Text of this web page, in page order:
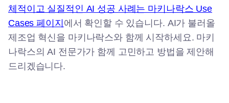
체적이고 실질적인 AI 성공 사례는 마키나락스 Use
Cases 페이지 에서 확인할 수 있습니다. AI가 불러올
제조업 혁신을 마키나락스와 함께 시작하세요. 마키
나락스의 AI 전문가가 함께 고민하고 방법을 제안해
드리겠습니다.